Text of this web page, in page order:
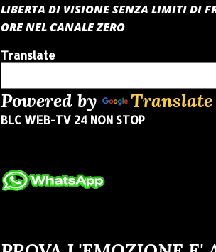
LIBERTA DI VISIONE SENZA LIMITI DI
ORE NEL CANALE ZERO
Translate
Powered by Translate
BLC WEB-TV 24 NON STOP